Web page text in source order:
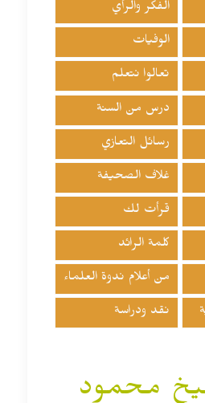
الفكر والرأي
الوفيات
تعالوا نتعلم
درس من السنة
رسائل التعازي
غلاف الصحيفة
قرأت لك
كلمة الرائد
من أعلام ندوة العلماء
نقد ودراسة
محمود